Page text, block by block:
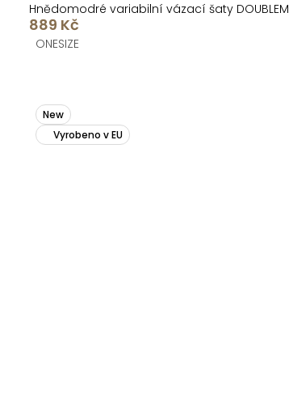
Hnědomodré variabilní vázací šaty DOUBLEM
889 Kč
ONESIZE
New
Vyrobeno v EU